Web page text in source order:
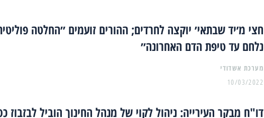
חצי מ׳יד שבתאי׳ יוקצה לחרדים; ההורים זועמים ״החלטה
נלחם עד טיפת הדם האחרונה״
מערכת אשדודי
10/03/2022
דו"ח מבקר העירייה: ניהול לקוי של מנהל החינוך הוביל לבזבוז